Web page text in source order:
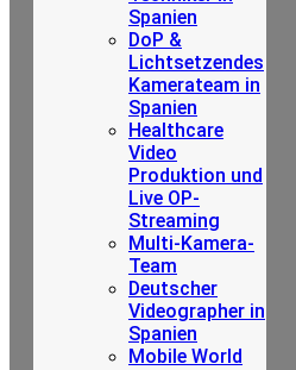
Spanien
DoP &
Lichtsetzendes
Kamerateam in
Spanien
Healthcare
Video
Produktion und
Live OP-
Streaming
Multi-Kamera-
Team
Deutscher
Videographer in
Spanien
Mobile World